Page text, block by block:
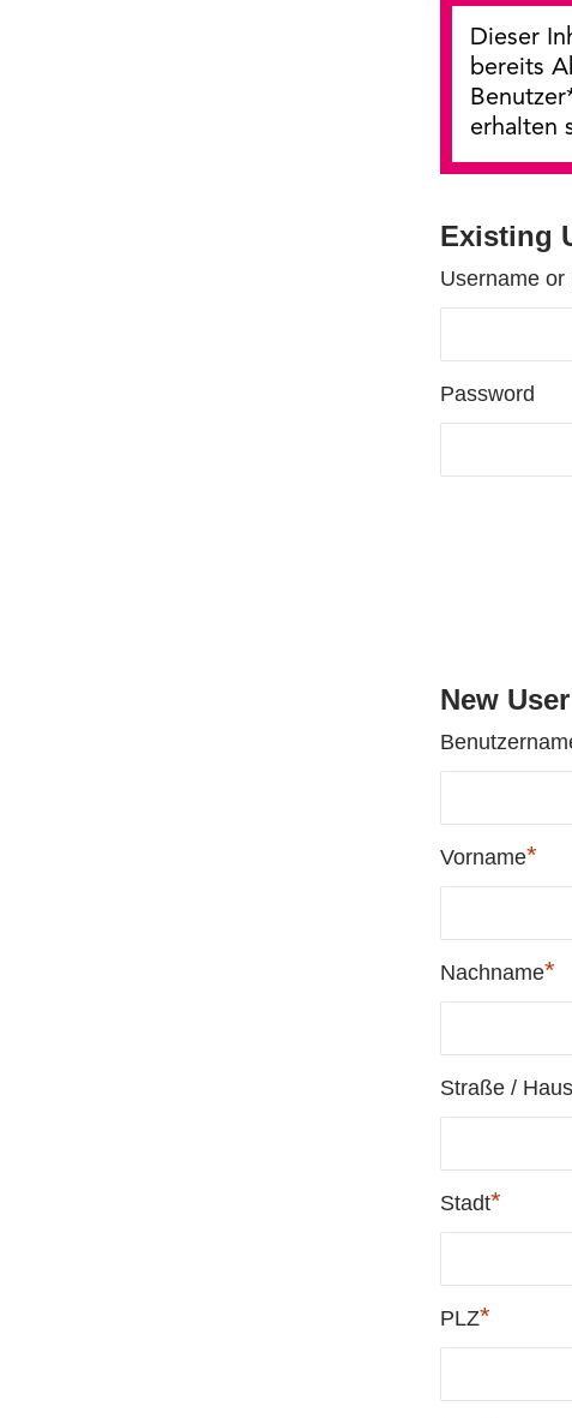
Dieser
bereits
erhalten
Existing
Username or
Password
New
Vorname*
Nachname*
Straße /
Stadt*
PLZ*